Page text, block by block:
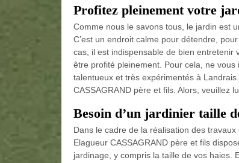
Profitez pleinement votre
Comme nous le savons tous, le jardin est
C’est un endroit calme pour détendre,
cas, il est indispensable de bien
être profité pleinement. Pour cela, ne
talentueux et très expérimentés à
CASSAGRAND père et fils. Alors, veuillez
Besoin d’un jardinier taille
Dans le cadre de la réalisation des
Elagueur CASSAGRAND père et fils
jardinage, y compris la taille de vos haies.